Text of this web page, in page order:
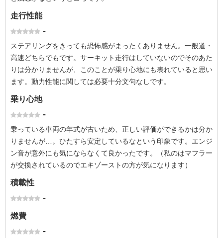
走行性能
-
ステアリングをきっても恐怖感がまったくありません。一般道・
高速どちらでもです。サーキット走行はしていないのでそのあた
りは分かりませんが、このことが乗り心地にも表れていると思い
ます。動力性能に関しては必要十分文句なしです。
乗り心地
-
乗っている車両の年式が古いため、正しい評価ができるかは分か
りませんが…。ひたすら安定しているなという印象です。エンジ
ン音が意外にも気にならなくて良かったです。（私のはマフラー
が交換されているのでエキゾーストの方が気になります）
積載性
-
燃費
-